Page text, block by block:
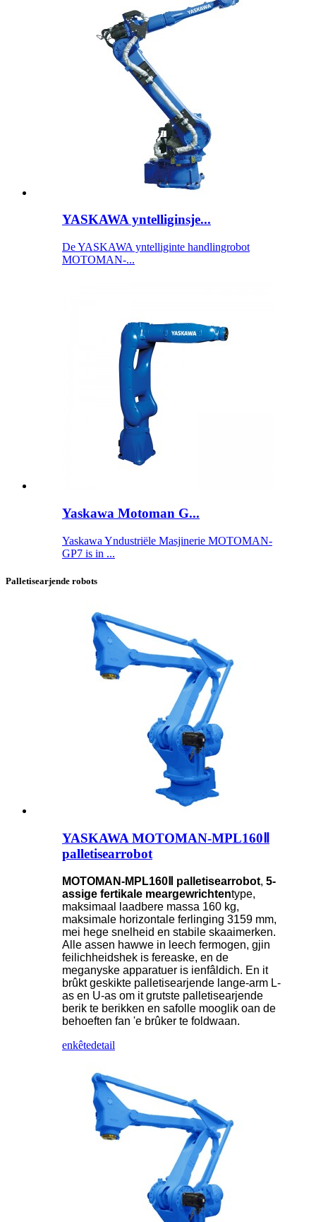
YASKAWA yntelliginsje...
De YASKAWA yntelliginte handlingrobot
MOTOMAN-...
Yaskawa Motoman G...
Yaskawa Yndustriële Masjinerie MOTOMAN-
GP7 is in ...
Palletisearjende robots
YASKAWA MOTOMAN-MPL160Ⅱ
palletisearrobot
MOTOMAN-MPL160Ⅱ palletisearrobot, 5-
assige fertikale meargewrichtentype,
maksimaal laadbere massa 160 kg,
maksimale horizontale ferlinging 3159 mm,
mei hege snelheid en stabile skaaimerken.
Alle assen hawwe in leech fermogen, gjin
feilichheidshek is fereaske, en de
meganyske apparatuer is ienfâldich. En it
brûkt geskikte palletisearjende lange-arm L-
as en U-as om it grutste palletisearjende
berik te berikken en safolle mooglik oan de
behoeften fan 'e brûker te foldwaan.
enkêtedetail